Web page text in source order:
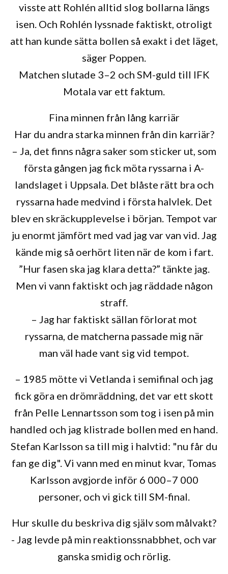
visste att Rohlén alltid slog bollarna längs
isen. Och Rohlén lyssnade faktiskt, otroligt
att han kunde sätta bollen så exakt i det läget,
säger Poppen.
Matchen slutade 3–2 och SM-guld till IFK
Motala var ett faktum.
Fina minnen från lång karriär
Har du andra starka minnen från din karriär?
– Ja, det finns några saker som sticker ut, som
första gången jag fick möta ryssarna i A-
landslaget i Uppsala. Det blåste rätt bra och
ryssarna hade medvind i första halvlek. Det
blev en skräckupplevelse i början. Tempot var
ju enormt jämfört med vad jag var van vid. Jag
kände mig så oerhört liten när de kom i fart.
”Hur fasen ska jag klara detta?” tänkte jag.
Men vi vann faktiskt och jag räddade någon
straff.
– Jag har faktiskt sällan förlorat mot
ryssarna, de matcherna passade mig när
man väl hade vant sig vid tempot.
– 1985 mötte vi Vetlanda i semifinal och jag
fick göra en drömräddning, det var ett skott
från Pelle Lennartsson som tog i isen på min
handled och jag klistrade bollen med en hand.
Stefan Karlsson sa till mig i halvtid: "nu får du
fan ge dig". Vi vann med en minut kvar, Tomas
Karlsson avgjorde inför 6 000–7 000
personer, och vi gick till SM-final.
Hur skulle du beskriva dig själv som målvakt?
- Jag levde på min reaktionssnabbhet, och var
ganska smidig och rörlig.